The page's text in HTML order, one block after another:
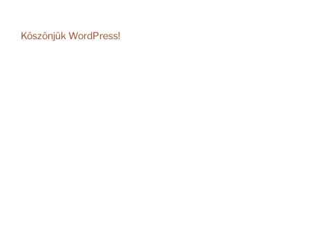
Köszönjük WordPress!